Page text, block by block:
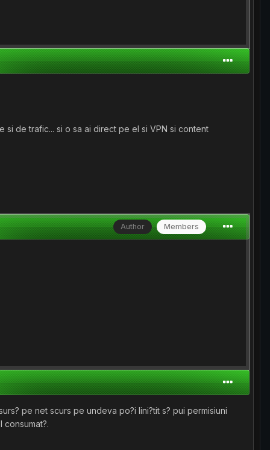
si de trafic... si o sa ai direct pe el si VPN si content
Author Members
pe net scurs pe undeva po?i lini?tit s? pui permisiuni